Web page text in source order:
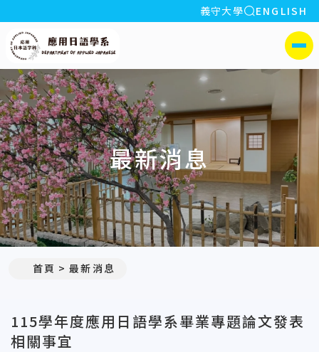
:::
義守大學 全站搜索
ENGLISH
側選單
最新消息
首頁 最新消息
115學年度應用日語學系畢業專題論文發表
相關事宜